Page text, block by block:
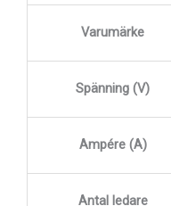
Varumärke
Spänning (V)
Ampére (A)
Antal ledare